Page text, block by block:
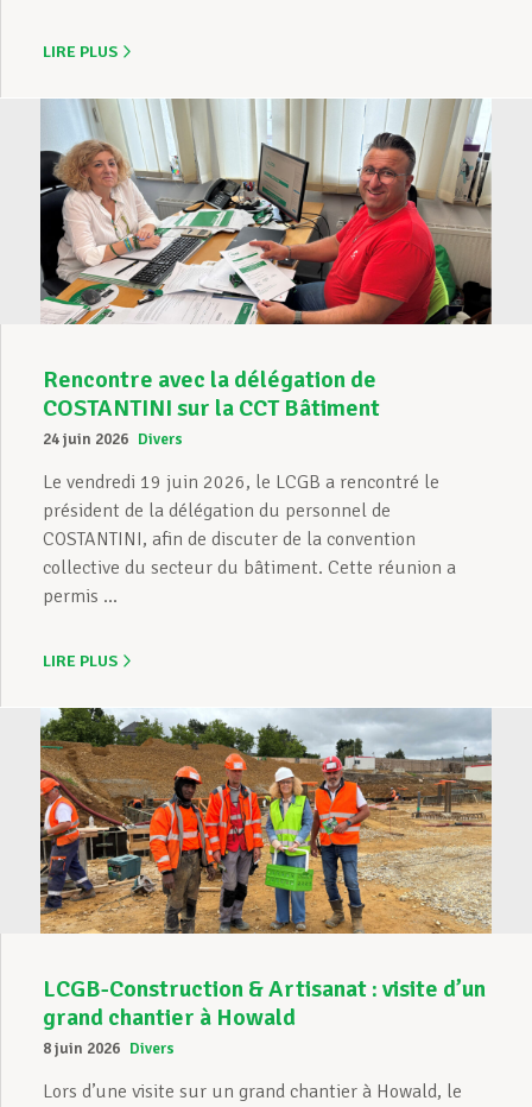
LIRE PLUS
Rencontre avec la délégation de
COSTANTINI sur la CCT Bâtiment
24 juin 2026 Divers
Le vendredi 19 juin 2026, le LCGB a rencontré le
président de la délégation du personnel de
COSTANTINI, afin de discuter de la convention
collective du secteur du bâtiment. Cette réunion a
permis ...
LIRE PLUS
LCGB-Construction & Artisanat : visite d’un
grand chantier à Howald
8 juin 2026 Divers
Lors d’une visite sur un grand chantier à Howald, le